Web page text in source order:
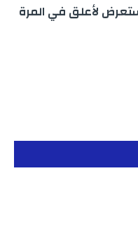
لأعلق في المرة